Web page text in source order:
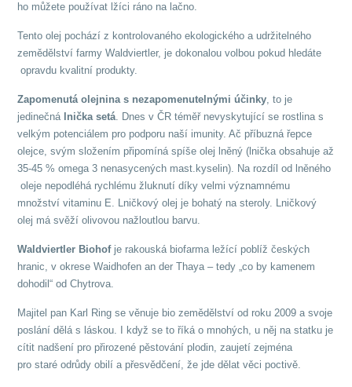
ho můžete používat lžíci ráno na lačno.
Tento olej pochází z kontrolovaného ekologického a udržitelného
zemědělství farmy Waldviertler, je dokonalou volbou pokud hledáte
opravdu kvalitní produkty.
Zapomenutá olejnina s nezapomenutelnými účinky, to je
jedinečnálnička setá. Dnes v ČR téměř nevyskytující se rostlina s
velkým potenciálem pro podporu naší imunity. Ač příbuzná řepce
olejce, svým složením připomíná spíše olej lněný (lnička obsahuje až
35-45 % omega 3 nenasycených mast.kyselin). Na rozdíl od lněného
oleje nepodléhá rychlému žluknutí díky velmi významnému
množství vitaminu E. Lničkový olej je bohatý na steroly. Lničkový
olej má svěží olivovou nažloutlou barvu.
Waldviertler Biohofje rakouská biofarma ležící poblíž českých
hranic, v okrese Waidhofen an der Thaya – tedy „co by kamenem
dohodil“ od Chytrova.
Majitel pan Karl Ring se věnuje bio zemědělství od roku 2009 a svoje
poslání dělá s láskou. I když se to říká o mnohých, u něj na statku je
cítit nadšení pro přirozené pěstování plodin, zaujetí zejména
pro staré odrůdy obilí a přesvědčení, že jde dělat věci poctivě.